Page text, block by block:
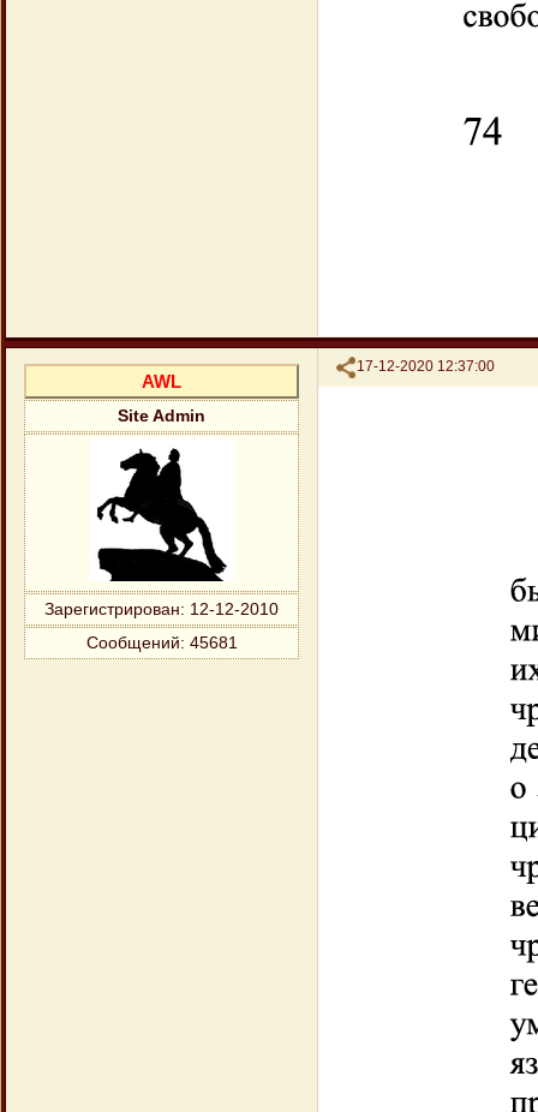
Поделиться
17-12-2020 12:37:00
AWL
Site Admin
Зарегистрирован: 12-12-2010
Сообщений: 45681